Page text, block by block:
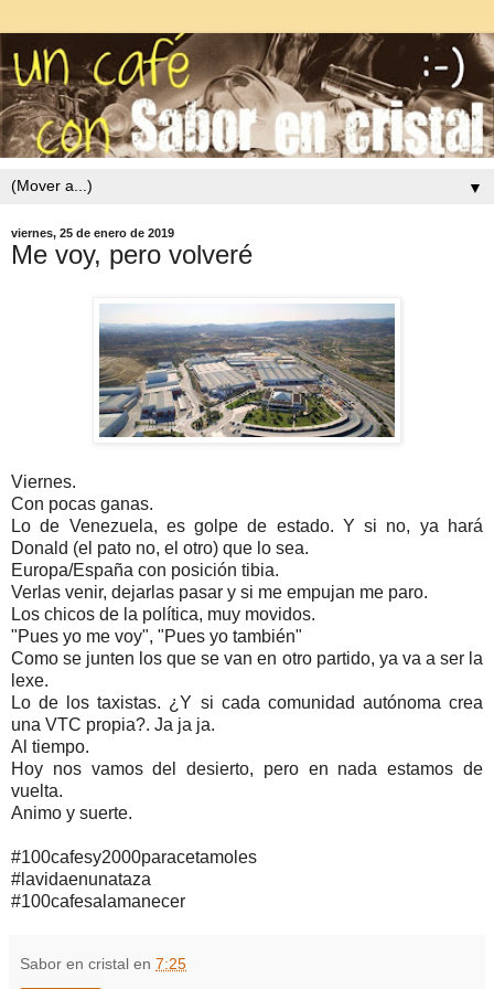
▼
viernes, 25 de enero de 2019
Me voy, pero volveré
Viernes.
Con pocas ganas.
Lo de Venezuela, es golpe de estado. Y si no, ya hará
Donald (el pato no, el otro) que lo sea.
Europa/España con posición tibia.
Verlas venir, dejarlas pasar y si me empujan me paro.
Los chicos de la política, muy movidos.
"Pues yo me voy", "Pues yo también"
Como se junten los que se van en otro partido, ya va a ser la
lexe.
Lo de los taxistas. ¿Y si cada comunidad autónoma crea
una VTC propia?. Ja ja ja.
Al tiempo.
Hoy nos vamos del desierto, pero en nada estamos de
vuelta.
Animo y suerte.
#100cafesy2000paracetamoles
#lavidaenunataza
#100cafesalamanecer
Sabor en cristal en 7:25